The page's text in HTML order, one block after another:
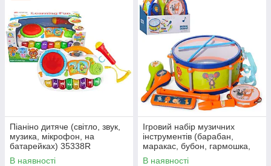
Піаніно дитяче (світло, звук,
музика, мікрофон, на
батарейках) 35338R
В наявності
Ігровий набір музичних
інструментів (барабан,
маракас, бубон, гармошка,
дудка) 5805E
В наявності